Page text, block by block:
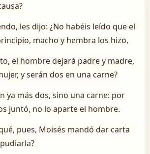
les dijo: ¿No habéis leído que el
macho y hembra los hizo,
el hombre dejará padre y madre,
y serán dos en una carne?
ya más dos, sino una carne: por
juntó, no lo aparte el hombre.
pues, Moisés mandó dar carta